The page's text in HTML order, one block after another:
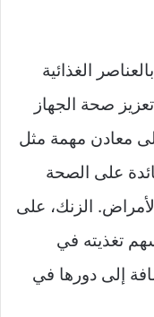
الغذائية
صحة الجهاز
معادن مهمة مثل
على الصحة
الزنك، على
تغذيته في
إلى دورها في